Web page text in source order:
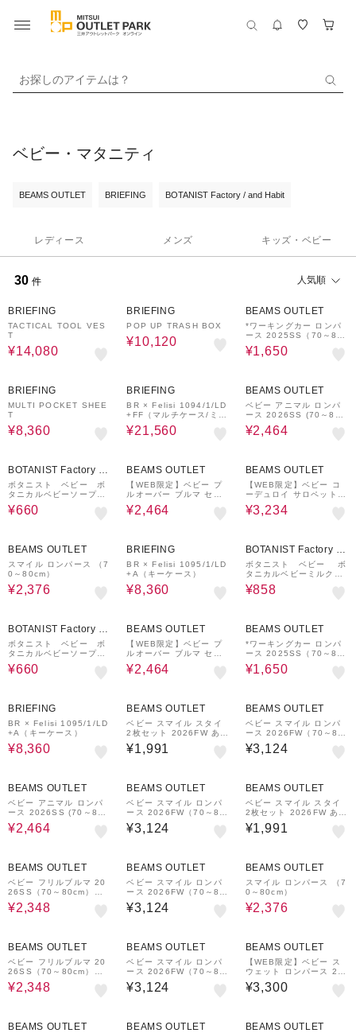
お探しのアイテムは？
ベビー・マタニティ
BEAMS OUTLET BRIEFING BOTANIST Factory / and Habit
レディース メンズ キッズ・ベビー
30 件 人気順
BRIEFING
TACTICAL TOOL VES
T
¥14,080
BRIEFING
POP UP TRASH BOX
¥10,120
BEAMS OUTLET
*ワーキングカー ロンパ
ース 2025SS（70～80c
m）
¥1,650
BRIEFING
MULTI POCKET SHEE
T
¥8,360
BRIEFING
BR × Felisi 1094/1/LD
+FF（マルチケース/ミニ
財布）
¥21,560
BEAMS OUTLET
ベビー アニマル ロンパ
ース 2026SS (70～80c
m)
¥2,464
BOTANIST Factory / a
nd Habit
ボタニスト ベビー ボ
タニカルベビーソープフ
ォーム 400mL
¥660
BEAMS OUTLET
【WEB限定】ベビー プ
ルオーバー ブルマ セッ
ト2026SS（70～80c
m）
¥2,464
BEAMS OUTLET
【WEB限定】ベビー コ
ーデュロイ サロペット
（70～80cm）
¥3,234
BEAMS OUTLET
スマイル ロンパース （7
0～80cm）
¥2,376
BRIEFING
BR × Felisi 1095/1/LD
+A（キーケース）
¥8,360
BOTANIST Factory / a
nd Habit
ボタニスト ベビー ボ
タニカルベビーミルクロ
ーション 300mL
¥858
BOTANIST Factory / a
nd Habit
ボタニスト ベビー ボ
タニカルベビーソープフ
ォーム 詰替 350mL
¥660
BEAMS OUTLET
【WEB限定】ベビー プ
ルオーバー ブルマ セッ
ト2026SS（70～80c
m）
¥2,464
BEAMS OUTLET
*ワーキングカー ロンパ
ース 2025SS（70～80c
m）
¥1,650
BRIEFING
BR × Felisi 1095/1/LD
+A（キーケース）
¥8,360
BEAMS OUTLET
ベビー スマイル スタイ
2枚セット 2026FW あか
ちゃん よだれかけ プチ
プラ
¥1,991
BEAMS OUTLET
ベビー スマイル ロンパ
ース 2026FW（70～80
cm）長袖 子供服 出産祝
い お祝い プレゼント
¥3,124
BEAMS OUTLET
ベビー アニマル ロンパ
ース 2026SS (70～80c
m)
¥2,464
BEAMS OUTLET
ベビー スマイル ロンパ
ース 2026FW（70～80
cm）長袖 子供服 出産祝
い お祝い プレゼント
¥3,124
BEAMS OUTLET
ベビー スマイル スタイ
2枚セット 2026FW あか
ちゃん よだれかけ プチ
プラ
¥1,991
BEAMS OUTLET
ベビー フリルブルマ 20
26SS（70～80cm）ベ
ビー ハイハイ期 かわい
い
¥2,348
BEAMS OUTLET
ベビー スマイル ロンパ
ース 2026FW（70～80
cm）長袖 子供服 出産祝
い お祝い プレゼント
¥3,124
BEAMS OUTLET
スマイル ロンパース （7
0～80cm）
¥2,376
BEAMS OUTLET
ベビー フリルブルマ 20
26SS（70～80cm）ベ
ビー ハイハイ期 かわい
い
¥2,348
BEAMS OUTLET
ベビー スマイル ロンパ
ース 2026FW（70～80
cm）長袖 子供服 出産祝
い お祝い プレゼント
¥3,124
BEAMS OUTLET
【WEB限定】ベビー ス
ウェット ロンパース 20
26FW（70～75cm）
¥3,300
BEAMS OUTLET BEAMS OUTLET BEAMS OUTLET